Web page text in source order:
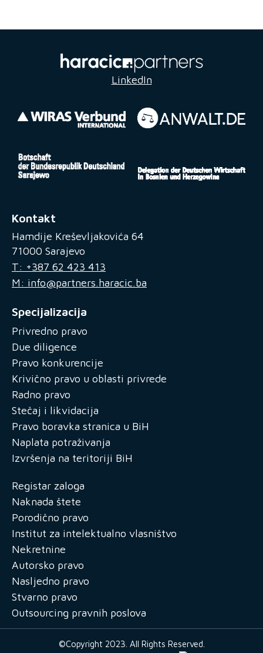
LinkedIn
Kontakt
Hamdije Kreševljakovića 64
71000 Sarajevo
T: +387 62 423 413
M: info@partners.haracic.ba
Specijalizacija
Privredno pravo
Due diligence
Pravo konkurencije
Krivično pravo u oblasti privrede
Radno pravo
Stečaj i likvidacija
Pravo boravka stranica u BiH
Naplata potraživanja
Izvršenja na teritoriji BiH
Registar zaloga
Naknada štete
Porodično pravo
Institut za intelektualno vlasništvo
Nekretnine
Autorsko pravo
Nasljedno pravo
Stvarno pravo
Outsourcing pravnih poslova
©Copyright 2023. All Rights Reserved.